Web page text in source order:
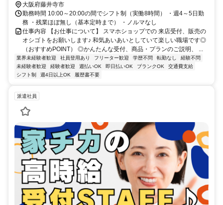
大阪府藤井寺市
勤務時間 10:00～20:00の間でシフト制（実働8時間） ・週4～5日勤
務 ・残業ほぼ無し（基本定時まで） ・ノルマなし
仕事内容 【お仕事について】 スマホショップでの 来店受付、販売の
オシゴトをお願いします♪ 和気あいあいとしていて楽しい職場です◎
（おすすめPOINT） ◎かんたんな受付、商品・プランのご説明、 ...
業界未経験者歓迎 社員登用あり フリーター歓迎 学歴不問 転勤なし
経験不問
未経験者歓迎
経験者歓迎 週払いOK 即日払いOK ブランクOK
交通費支給
シフト制
週4日以上OK 履歴書不要
派遣社員